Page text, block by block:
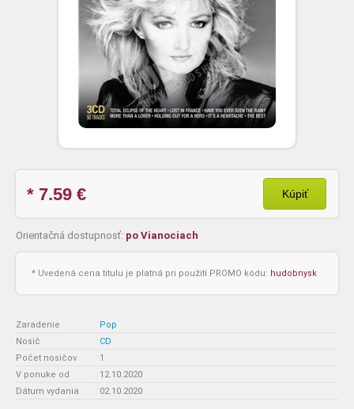
* 7.59 € Kúpiť
Orientačná dostupnosť: po Vianociach
* Uvedená cena titulu je platná pri použití PROMO kódu: hudobnysk
Zaradenie : Pop
Nosič
: CD
Počet nosičov
: 1
V ponuke od
: 12.10.2020
Dátum vydania
: 02.10.2020